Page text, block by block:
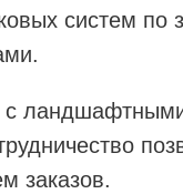
систем по
с
заказов.